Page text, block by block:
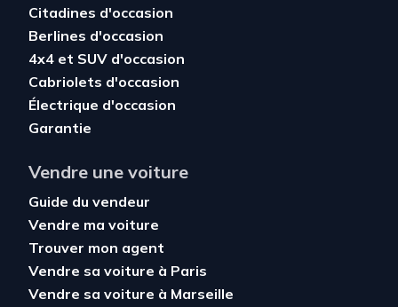
Citadines d'occasion
Berlines d'occasion
4x4 et SUV d'occasion
Cabriolets d'occasion
Électrique d'occasion
Garantie
Vendre une voiture
Guide du vendeur
Vendre ma voiture
Trouver mon agent
Vendre sa voiture à Paris
Vendre sa voiture à Marseille